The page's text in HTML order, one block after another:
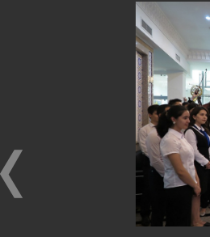
simfonik
sovgʻa!
Oʻzbekiston Respublikasi
09.06.2018